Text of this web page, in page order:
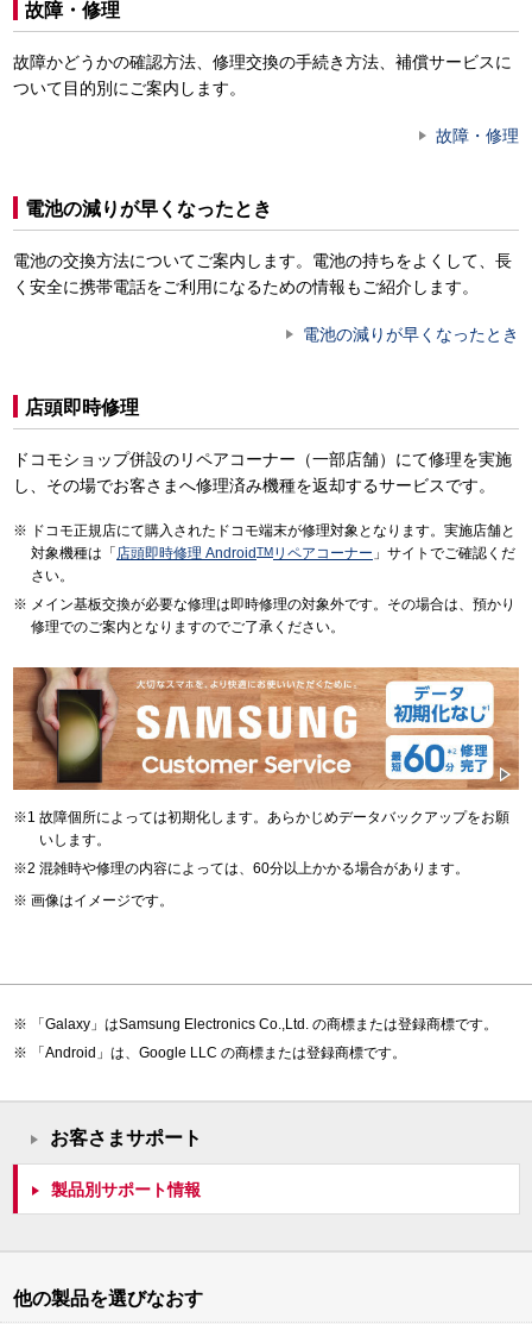
故障・修理
故障かどうかの確認方法、修理交換の手続き方法、補償サービスに
ついて目的別にご案内します。
故障・修理
電池の減りが早くなったとき
電池の交換方法についてご案内します。電池の持ちをよくして、長
く安全に携帯電話をご利用になるための情報もご紹介します。
電池の減りが早くなったとき
店頭即時修理
ドコモショップ併設のリペアコーナー（一部店舗）にて修理を実施
し、その場でお客さまへ修理済み機種を返却するサービスです。
ドコモ正規店にて購入されたドコモ端末が修理対象となります。実施店舗と
対象機種は「 店頭即時修理 AndroidTMリペアコーナー 」サイトでご確認くだ
さい。
メイン基板交換が必要な修理は即時修理の対象外です。その場合は、預かり
修理でのご案内となりますのでご了承ください。
故障個所によっては初期化します。あらかじめデータバックアップをお願
いします。
混雑時や修理の内容によっては、60分以上かかる場合があります。
画像はイメージです。
「Galaxy」はSamsung Electronics Co.,Ltd. の商標または登録商標です。
「Android」は、Google LLC の商標または登録商標です。
お客さまサポート
製品別サポート情報
他の製品を選びなおす